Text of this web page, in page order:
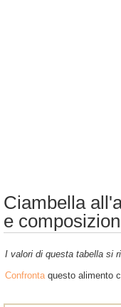
Ciambella
e
I valori di questa tabella si
Confrontaquesto alimento